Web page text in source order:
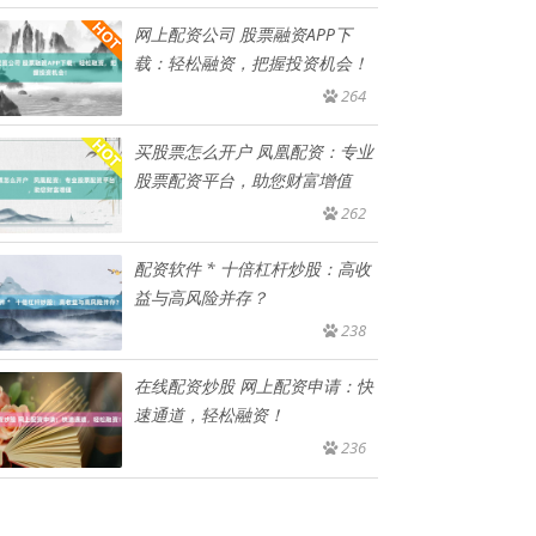
网上配资公司 股票融资APP下
载：轻松融资，把握投资机会！
264
买股票怎么开户 凤凰配资：专业
股票配资平台，助您财富增值
262
配资软件 * 十倍杠杆炒股：高收
益与高风险并存？
238
在线配资炒股 网上配资申请：快
速通道，轻松融资！
236